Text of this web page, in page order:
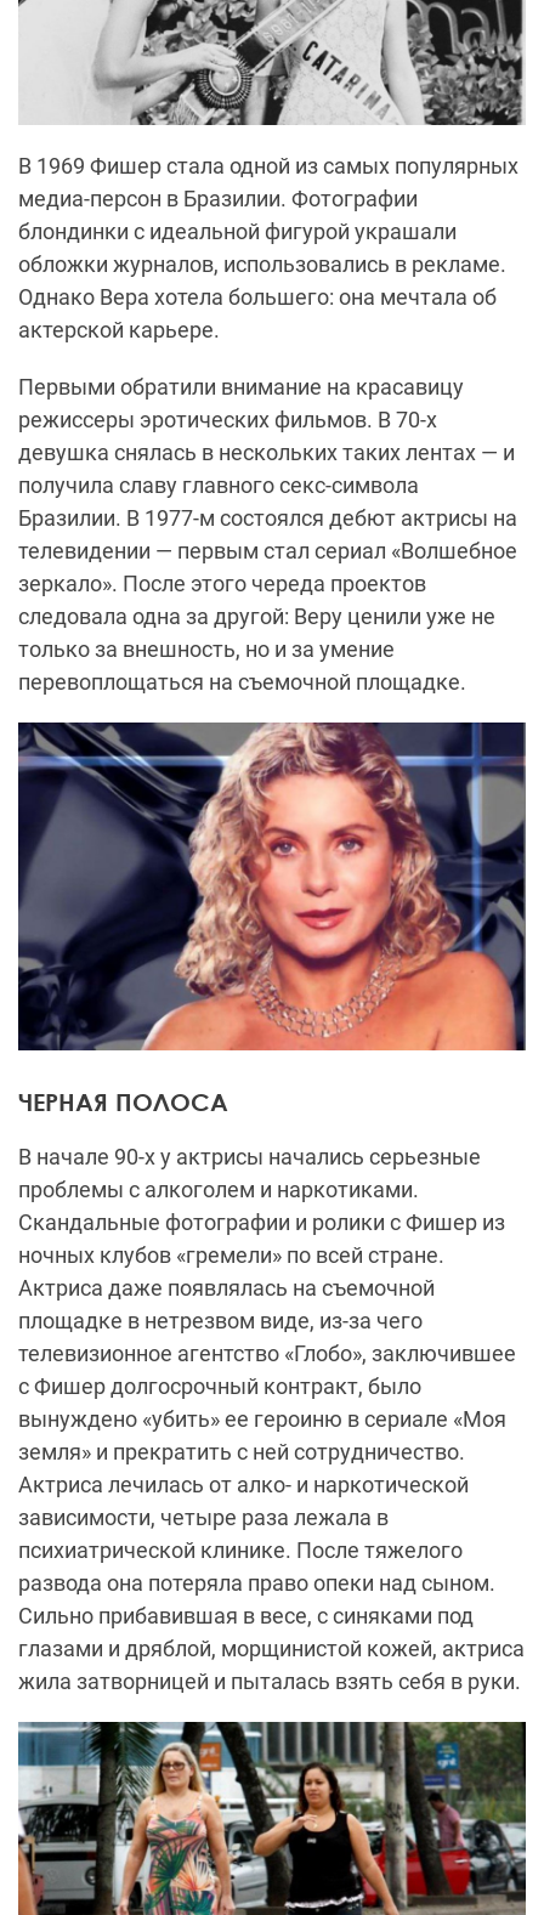
В 1969 Фишер стала одной из самых популярных
медиа-персон в Бразилии. Фотографии
блондинки с идеальной фигурой украшали
обложки журналов, использовались в рекламе.
Однако Вера хотела большего: она мечтала об
актерской карьере.
Первыми обратили внимание на красавицу
режиссеры эротических фильмов. В 70-х
девушка снялась в нескольких таких лентах — и
получила славу главного секс-символа
Бразилии. В 1977-м состоялся дебют актрисы на
телевидении — первым стал сериал «Волшебное
зеркало». После этого череда проектов
следовала одна за другой: Веру ценили уже не
только за внешность, но и за умение
перевоплощаться на съемочной площадке.
ЧЕРНАЯ ПОЛОСА
В начале 90-х у актрисы начались серьезные
проблемы с алкоголем и наркотиками.
Скандальные фотографии и ролики с Фишер из
ночных клубов «гремели» по всей стране.
Актриса даже появлялась на съемочной
площадке в нетрезвом виде, из-за чего
телевизионное агентство «Глобо», заключившее
с Фишер долгосрочный контракт, было
вынуждено «убить» ее героиню в сериале «Моя
земля» и прекратить с ней сотрудничество.
Актриса лечилась от алко- и наркотической
зависимости, четыре раза лежала в
психиатрической клинике. После тяжелого
развода она потеряла право опеки над сыном.
Сильно прибавившая в весе, с синяками под
глазами и дряблой, морщинистой кожей, актриса
жила затворницей и пыталась взять себя в руки.